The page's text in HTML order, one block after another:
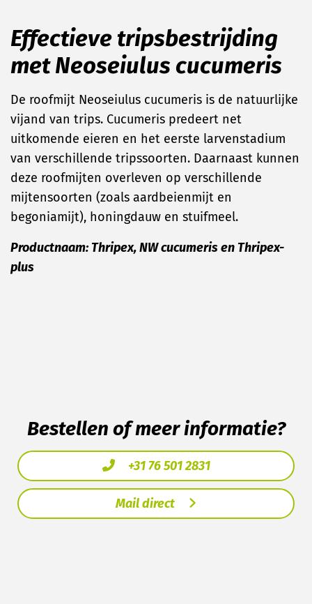
Effectieve tripsbestrijding
met Neoseiulus cucumeris
De roofmijt Neoseiulus cucumeris is de natuurlijke
vijand van trips. Cucumeris predeert net
uitkomende eieren en het eerste larvenstadium
van verschillende tripssoorten. Daarnaast kunnen
deze roofmijten overleven op verschillende
mijtensoorten (zoals aardbeienmijt en
begoniamijt), honingdauw en stuifmeel.
Productnaam: Thripex, NW cucumeris en Thripex-
plus
Bestellen of meer informatie?
+31 76 501 2831
Mail direct